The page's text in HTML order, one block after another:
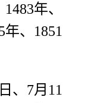
年、
、1851
、7月11